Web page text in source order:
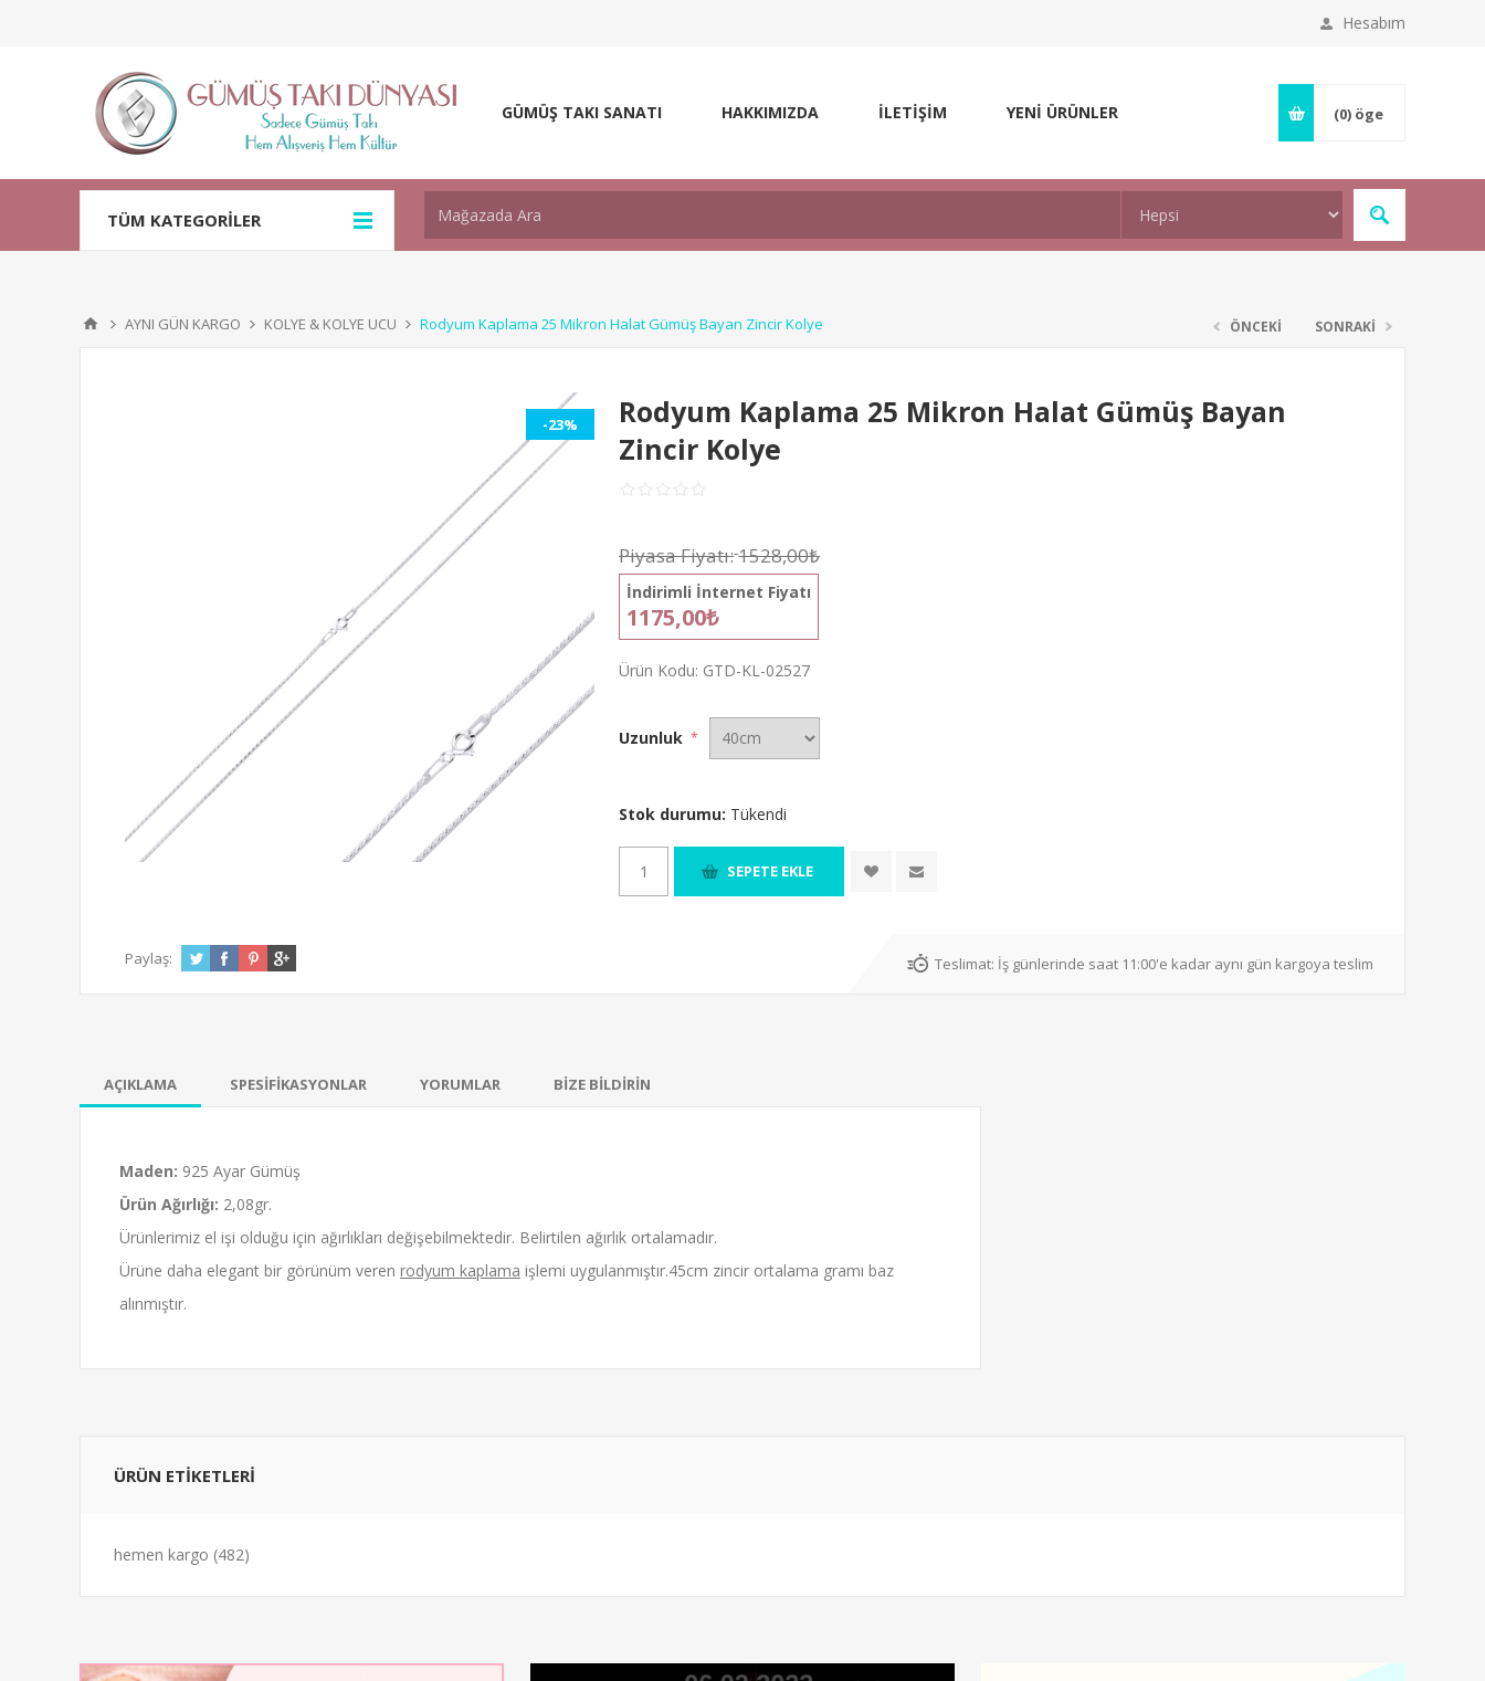
Hesabım
GÜMÜŞ TAKI SANATI HAKKIMIZDA İLETİŞİM YENİ ÜRÜNLER (0) öge
TÜM KATEGORİLER
AYNI GÜN KARGO KOLYE & KOLYE UCU Rodyum Kaplama 25 Mikron Halat Gümüş Bayan Zincir Kolye ÖNCEKİ SONRAKİ
-23%
Rodyum Kaplama 25 Mikron Halat Gümüş Bayan
Zincir Kolye
Piyasa Fiyatı:1528,00₺
İndirimli İnternet Fiyatı
1175,00₺
Ürün Kodu: GTD-KL-02527
Uzunluk *
Stok durumu: Tükendi
Paylaş: Teslimat: İş günlerinde saat 11:00'e kadar aynı gün kargoya teslim
AÇIKLAMA SPESİFİKASYONLAR YORUMLAR BİZE BİLDİRİN
Maden: 925 Ayar Gümüş
Ürün Ağırlığı: 2,08gr.
Ürünlerimiz el işi olduğu için ağırlıkları değişebilmektedir. Belirtilen ağırlık ortalamadır.
Ürüne daha elegant bir görünüm veren rodyum kaplama işlemi uygulanmıştır.45cm zincir ortalama gramı baz
alınmıştır.
ÜRÜN ETİKETLERİ
hemen kargo (482)